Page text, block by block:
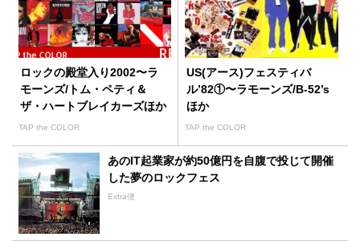
ロックの殿堂入り2002〜ラ
モーンズ/トム・ペティ＆
ザ・ハートブレイカーズほか
TAP the COLOR
US(アース)フェスティバ
ル’82①〜ラモーンズ/B-52’s
ほか
TAP the COLOR
あのIT起業家が約50億円を自腹で投じて開催
した夢のロックフェス
Extra便